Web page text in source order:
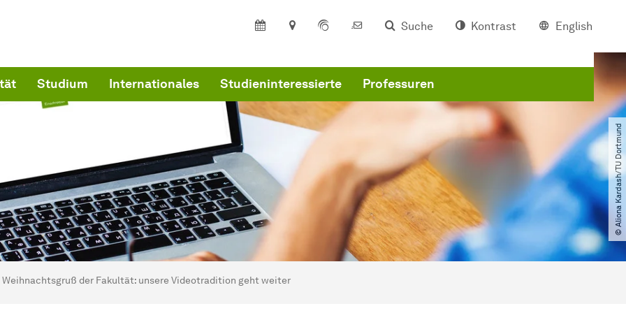
Suche Kontrast English
Studium Internationales Studieninteressierte Professuren
© Aliona Kardash​/​TU Dortmund
hier:
Weihnachtsgruß der Fakultät: unsere Videotradition geht weiter